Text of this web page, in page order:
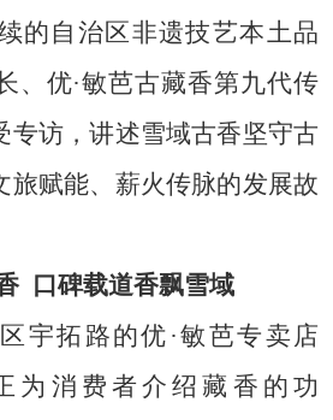
的自治区非遗技艺本土品
、优·敏芭古藏香第九代传
专访，讲述雪域古香坚守古
旅赋能、薪火传脉的发展故
口碑载道香飘雪域
宇拓路的优·敏芭专卖店
为消费者介绍藏香的功